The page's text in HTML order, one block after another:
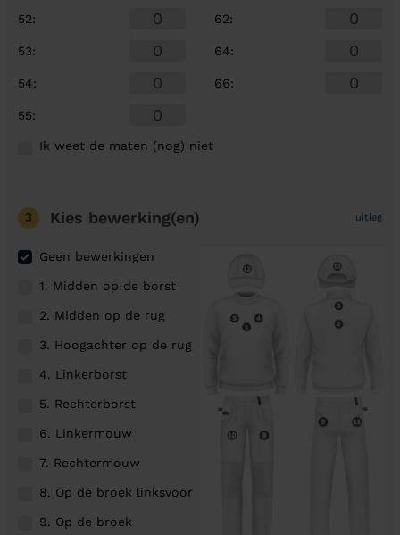
52:
53:
54:
55:
62:
64:
66:
Ik weet de maten (nog) niet
3 Kies bewerking(en) uitleg
Geen bewerkingen
1. Midden op de borst
2. Midden op de rug
3. Hoogachter op de rug
4. Linkerborst
5. Rechterborst
6. Linkermouw
7. Rechtermouw
8. Op de broek linksvoor
9. Op de broek